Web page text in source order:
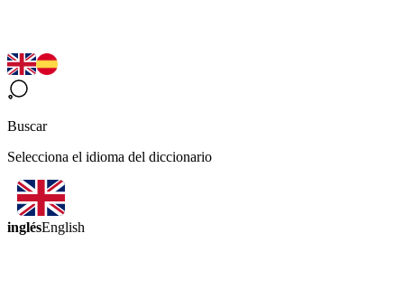
Buscar
Selecciona el idioma del diccionario
inglésEnglish